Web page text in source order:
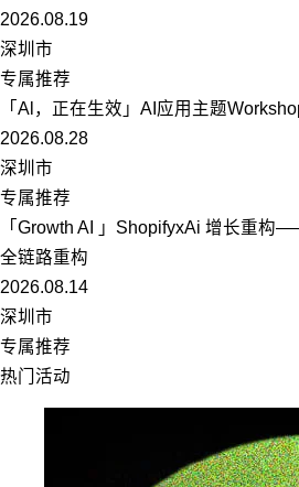
2026.08.19
深圳市
专属推荐
「Al，正在生效」AI应用主题
2026.08.28
深圳市
专属推荐
「Growth AI 」ShopifyxAi 增长重构
全链路重构
2026.08.14
深圳市
专属推荐
热门活动